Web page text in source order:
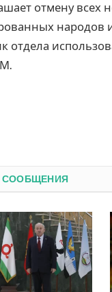
отмену всех
народов
отдела
СООБЩЕНИЯ